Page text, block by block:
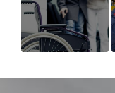
DE